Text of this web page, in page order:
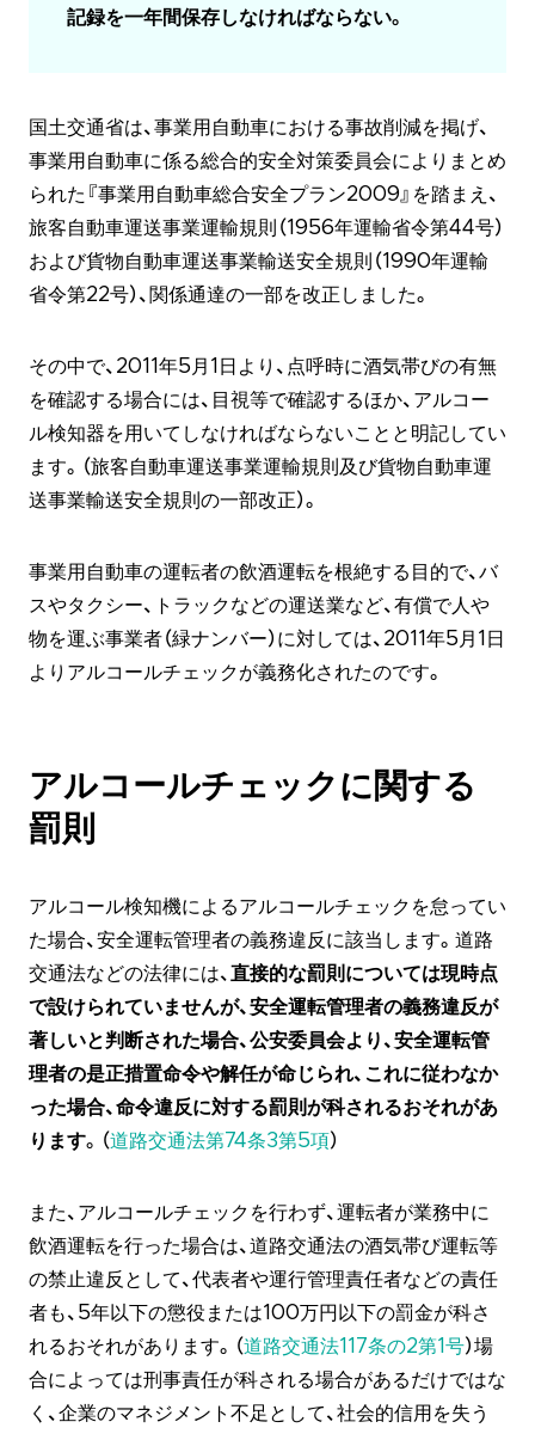
記録を一年間保存しなければならない。
国土交通省は、事業用自動車における事故削減を掲げ、
事業用自動車に係る総合的安全対策委員会によりまとめ
られた『事業用自動車総合安全プラン2009』を踏まえ、
旅客自動車運送事業運輸規則（1956年運輸省令第44号）
および貨物自動車運送事業輸送安全規則（1990年運輸
省令第22号）、関係通達の一部を改正しました。
その中で、2011年5月1日より、点呼時に酒気帯びの有無
を確認する場合には、目視等で確認するほか、アルコー
ル検知器を用いてしなければならないことと明記してい
ます。（旅客自動車運送事業運輸規則及び貨物自動車運
送事業輸送安全規則の一部改正）。
事業用自動車の運転者の飲酒運転を根絶する目的で、バ
スやタクシー、トラックなどの運送業など、有償で人や
物を運ぶ事業者（緑ナンバー）に対しては、2011年5月1日
よりアルコールチェックが義務化されたのです。
アルコールチェックに関する
罰則
アルコール検知機によるアルコールチェックを怠ってい
た場合、安全運転管理者の義務違反に該当します。道路
交通法などの法律には、 直接的な罰則については現時点
で設けられていませんが、安全運転管理者の義務違反が
著しいと判断された場合、公安委員会より、安全運転管
理者の是正措置命令や解任が命じられ、これに従わなか
った場合、命令違反に対する罰則が科されるおそれがあ
ります。（道路交通法第74条3第5項 ）
また、アルコールチェックを行わず、運転者が業務中に
飲酒運転を行った場合は、道路交通法の酒気帯び運転等
の禁止違反として、代表者や運行管理責任者などの責任
者も、5年以下の懲役または100万円以下の罰金が科さ
れるおそれがあります。（道路交通法117条の2第1号）場
合によっては刑事責任が科される場合があるだけではな
く、企業のマネジメント不足として、社会的信用を失う